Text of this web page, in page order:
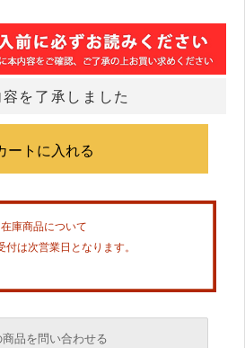
を了承しました
在庫商品について
付は次営業日となります。
商品を問い合わせる